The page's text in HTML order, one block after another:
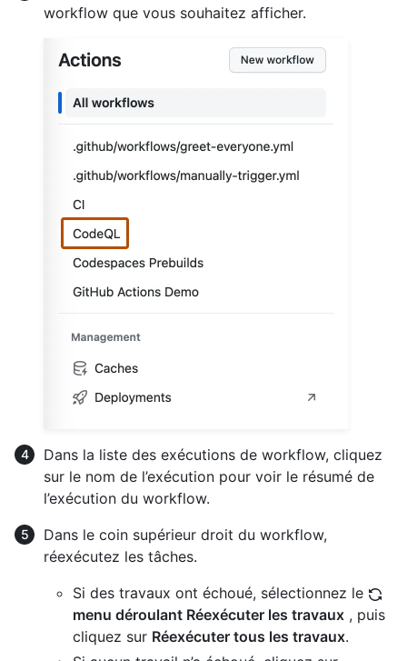
workflow que vous souhaitez afficher.
Dans la liste des exécutions de workflow, cliquez
sur le nom de l’exécution pour voir le résumé de
l’exécution du workflow.
Dans le coin supérieur droit du workflow,
réexécutez les tâches.
Si des travaux ont échoué, sélectionnez le
menu déroulant Réexécuter les travaux , puis
cliquez sur Réexécuter tous les travaux.